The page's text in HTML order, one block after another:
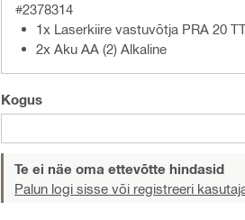
#2378314
1x Laserkiire vastuvõtja PRA 20
2x Aku AA (2) Alkaline
Kogus
Te ei näe oma ettevõtte hindasid
Palun logi sisse või registreeri